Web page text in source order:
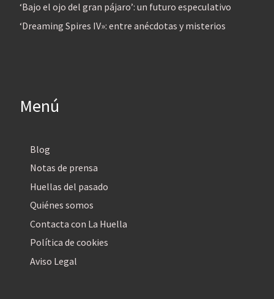
‘Bajo el ojo del gran pájaro’: un futuro especulativo
‘Dreaming Spires IV»: entre anécdotas y misterios
Menú
Blog
Notas de prensa
Huellas del pasado
Quiénes somos
Contacta con La Huella
Política de cookies
Aviso Legal